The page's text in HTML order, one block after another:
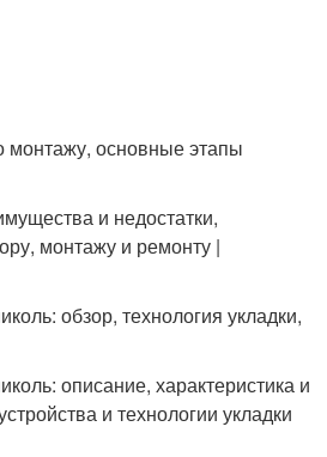
монтажу, основные этапы
и недостатки,
монтажу и ремонту |
обзор, технология укладки,
описание, характеристика и
и технологии укладки